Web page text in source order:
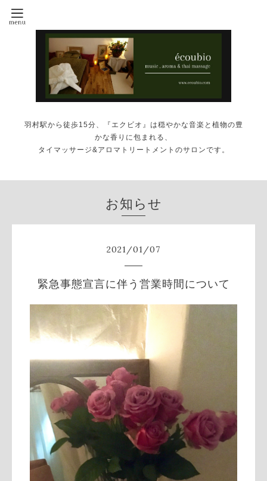
羽村駅から徒歩15分、『エクビオ』は穏やかな音楽と植物の豊
かな香りに包まれる、
タイマッサージ&アロマトリートメントのサロンです。
お知らせ
2021/01/07
緊急事態宣言に伴う営業時間について